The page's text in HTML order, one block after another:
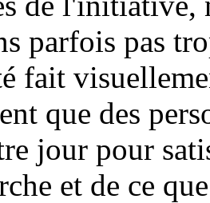
parfois pas
fait
que des
jour pour
et de ce